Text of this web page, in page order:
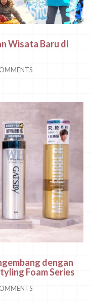
Wisata Baru di
dengan
Foam Series